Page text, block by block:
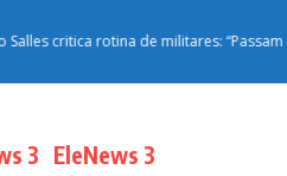
rotina de militares: “Passam o dia
3 EleNews 3